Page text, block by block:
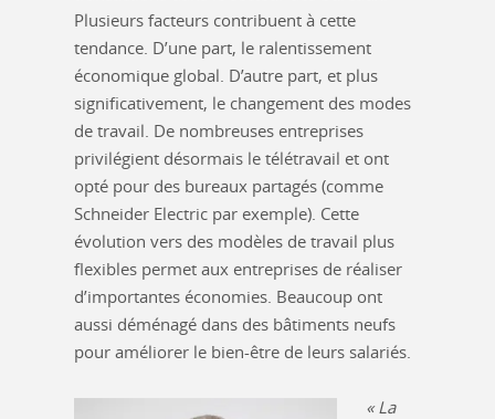
Plusieurs facteurs contribuent à cette
tendance. D’une part, le ralentissement
économique global. D’autre part, et plus
significativement, le changement des modes
de travail. De nombreuses entreprises
privilégient désormais le télétravail et ont
opté pour des bureaux partagés (comme
Schneider Electric par exemple). Cette
évolution vers des modèles de travail plus
flexibles permet aux entreprises de réaliser
d’importantes économies. Beaucoup ont
aussi déménagé dans des bâtiments neufs
pour améliorer le bien-être de leurs salariés.
« La